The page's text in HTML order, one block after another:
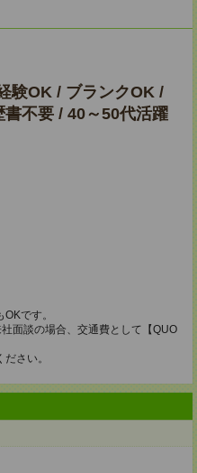
験OK / ブランクOK /
不要 / 40～50代活躍
です。
面談の場合、交通費として【QUO
さい。